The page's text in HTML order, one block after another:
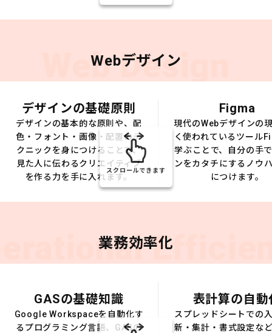
Web Design
Webデザイン
デザインの基礎原則
デザインの基本的な原則や、配
色・フォント・画像・配置のテ
クニックを身につけることで、
見た人に伝わるクリエイティブ
を作る力を手に入れます。
Figma
現代のWebデザインの
く使われているツール
学ぶことで、自分の手
ンをカタチにするノウ
につけます。
スクロールできます
業務効率化
GASの基礎知識
Google Workspaceを自動化す
るプログラミング言語、GASの
表計算の自動
スプレッドシートでの
新・集計・書式設定な